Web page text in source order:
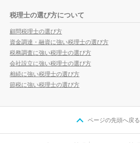
税理士の選び方について
顧問税理士の選び方
資金調達・融資に強い税理士の選び方
税務調査に強い税理士の選び方
会社設立に強い税理士の選び方
相続に強い税理士の選び方
節税に強い税理士の選び方
ページの先頭へ戻る